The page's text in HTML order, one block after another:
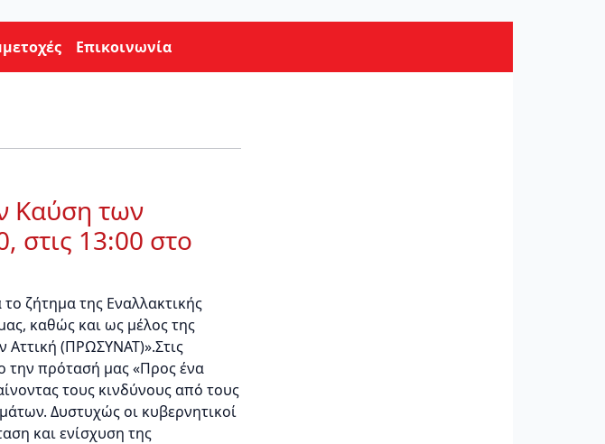
Επικοινωνία
Καύση των
στις 13:00 στο
ζήτημα της Εναλλακτικής
καθώς και ως μέλος της
Αττική (ΠΡΩΣΥΝΑΤ)».Στις
την πρότασή μας «Προς ένα
τους κινδύνους από τους
Δυστυχώς οι κυβερνητικοί
και ενίσχυση της